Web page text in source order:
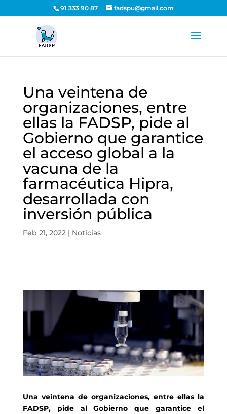
91 333 90 87 fadspu@gmail.com
Una veintena de
organizaciones, entre
ellas la FADSP, pide al
Gobierno que garantice
el acceso global a la
vacuna de la
farmacéutica Hipra,
desarrollada con
inversión pública
Feb 21, 2022| Noticias
Una veintena de organizaciones, entre ellas la
FADSP, pide al Gobierno que garantice el